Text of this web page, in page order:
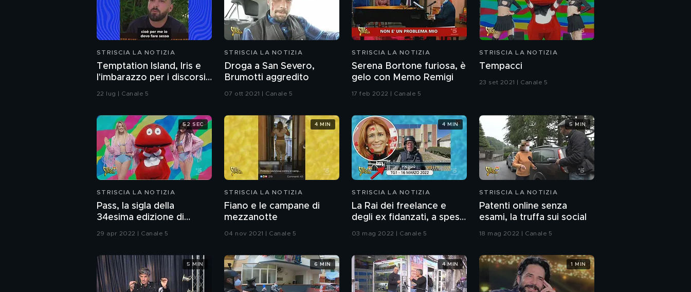
STRISCIA LA NOTIZIA
Temptation Island, Iris e
l'imbarazzo per i discorsi
del fidanzato Andrea sul
22 lug | Canale 5
STRISCIA LA NOTIZIA
Droga a San Severo,
Brumotti aggredito
07 ott 2021 | Canale 5
STRISCIA LA NOTIZIA
Serena Bortone furiosa, è
gelo con Memo Remigi
17 feb 2022 | Canale 5
STRISCIA LA NOTIZIA
Tempacci
23 set 2021 | Canale 5
STRISCIA LA NOTIZIA
Pass, la sigla della
34esima edizione di
29 apr 2022 | Canale 5
52 SEC
STRISCIA LA NOTIZIA
Fiano e le campane di
mezzanotte
04 nov 2021 | Canale 5
4 MIN
STRISCIA LA NOTIZIA
La Rai dei freelance e
degli ex fidanzati, a spese
03 mag 2022 | Canale 5
4 MIN
STRISCIA LA NOTIZIA
Patenti online senza
esami, la truffa sui social
18 mag 2022 | Canale 5
5 MIN
5 MIN 6 MIN 4 MIN 1 MIN